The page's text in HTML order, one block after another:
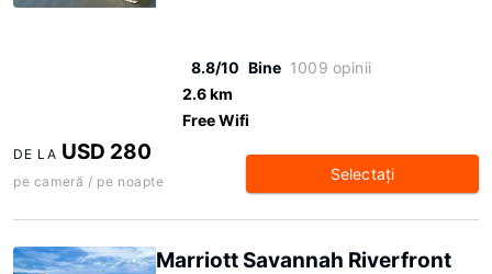
8.8/10 Bine 1009 opinii
2.6 km
Free Wifi
DE LA USD 280
pe cameră / pe noapte Selectaţi
Marriott Savannah Riverfront